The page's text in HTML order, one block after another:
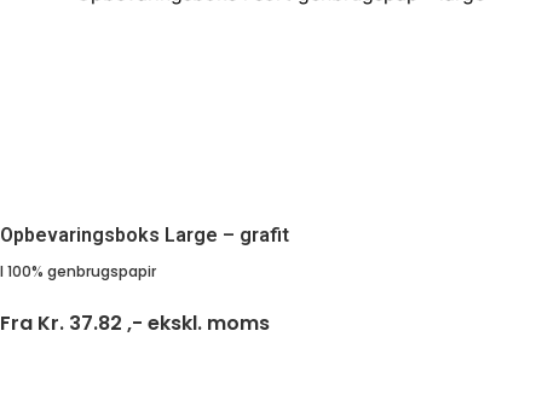
Opbevaringsboks Large – grafit
I 100% genbrugspapir
Fra Kr. 37.82 ,- ekskl. moms